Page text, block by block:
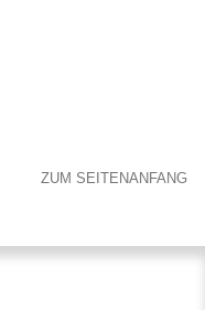
ZUM SEITENANFANG